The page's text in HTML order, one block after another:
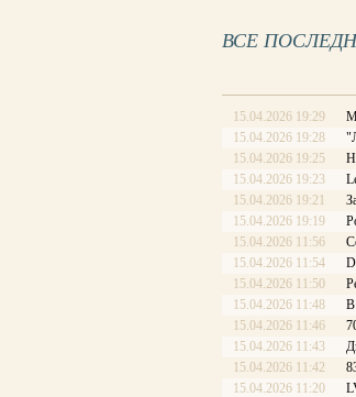
ВСЕ
15.04.2026 19:29
15.04.2026 19:28
15.04.2026 19:25
15.04.2026 19:23
15.04.2026 19:21
15.04.2026 19:19
15.04.2026 11:56
15.04.2026 11:54
15.04.2026 11:50
15.04.2026 11:48
В
15.04.2026 11:46
15.04.2026 11:43
15.04.2026 11:42
15.04.2026 11:20